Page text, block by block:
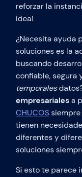
reforzar la
idea!
¿Necesita ayuda
soluciones es la
buscando
confiable, segura
temporales
empresarialesa
CHUCOS
tienen
diferentes y
soluciones
Si esto te parece